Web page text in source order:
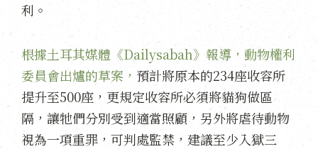
利。
根據土耳其媒體《Dailysabah》報導，動物權利
委員會出爐的草案， 預計將原本的234座收容所
提升至500座，更規定收容所必須將貓狗做區
隔，讓牠們分別受到適當照顧，另外將虐待動物
視為一項重罪，可判處監禁，建議至少入獄三